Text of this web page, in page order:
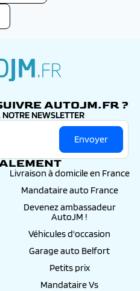
AUTOJM.FR ?
NEWSLETTER
Envoyer
Livraison à domicile en France
Mandataire auto France
Devenez ambassadeur
AutoJM !
Véhicules d'occasion
Garage auto Belfort
Petits prix
Mandataire Vs